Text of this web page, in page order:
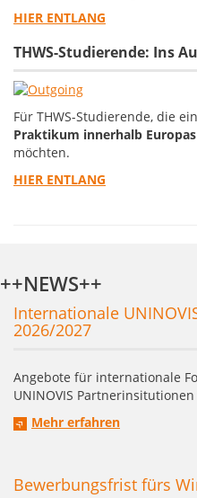
HIER ENTLANG
THWS-Studierende: Ins
Für THWS-Studierende, die
Praktikum innerhalb
möchten.
HIER ENTLANG
++NEWS++
Internationale
2026/2027
Angebote für internationale
UNINOVIS
Mehr erfahren
Bewerbungsfrist fürs